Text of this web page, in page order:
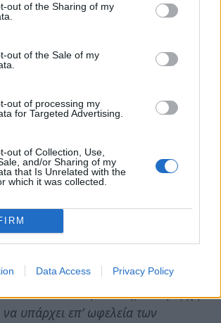
out of the Sharing of my
out of the Sale of my
out of processing my
for Targeted Advertising.
out of Collection, Use,
and/or Sharing of my
that Is Unrelated with the
which it was collected.
Data Access Privacy Policy
Δεν πρέπει να επαφίεται στην
εργατικού ατυχήματος ή ενός
όταν γίνονται νέες παιδικές
ανισοϋψή τμήματα,
και με σκληρά υλικά, επικίνδυνα να
ατύχημα σ΄ όποιον πέσει
στον εργολάβο την λήψη
Η εργατική νομοθεσία είναι
θα πρέπει να είναι
στο θέμα αυτό.
: Μείζων θέμα που είμαι βέβαιος
σωστά η νέα Δημοτική αρχή
υπάρχει επ’ ωφελεία των